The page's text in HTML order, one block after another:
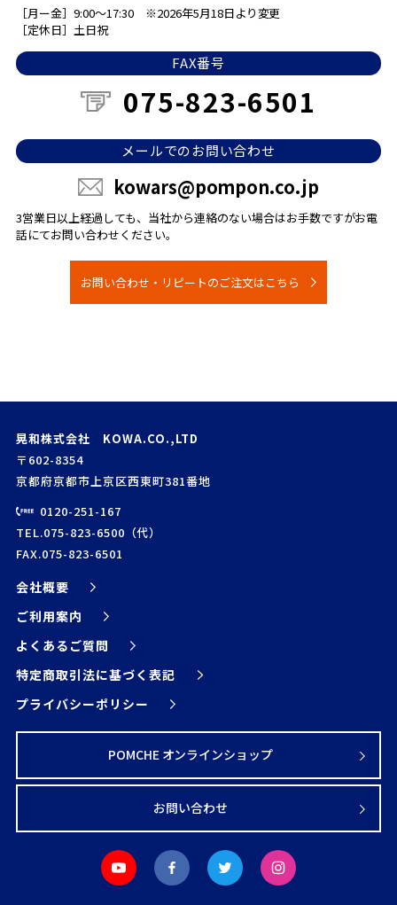
［月ー金］9:00～17:30
※2026年5月18日より変更
［定休日］土日祝
FAX番号
075-823-6501
メールでのお問い合わせ
kowars@pompon.co.jp
3営業日以上経過しても、当社から連絡のない場合はお手数ですがお電
話にてお問い合わせください。
お問い合わせ・リピートのご注文はこちら
晃和株式会社 KOWA.CO.,LTD
〒602-8354
京都府京都市上京区西東町381番地
0120-251-167
TEL.075-823-6500（代）
FAX.075-823-6501
会社概要
ご利用案内
よくあるご質問
特定商取引法に基づく表記
プライバシーポリシー
POMCHE オンラインショップ
お問い合わせ